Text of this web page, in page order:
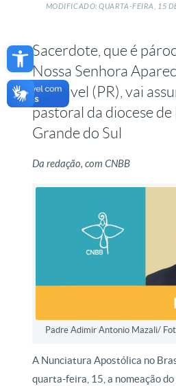
Open toolbar
MODIFICADO: QUARTA-FEIRA, 15
Sacerdote, que é
Nossa Senhora
Cascavel (PR), vai
pastoral da diocese de
Grande do Sul
Da redação, com CNBB
Padre Adimir Antonio Mazali/
A Nunciatura Apostólica no
quarta-feira, 15, a nomeação